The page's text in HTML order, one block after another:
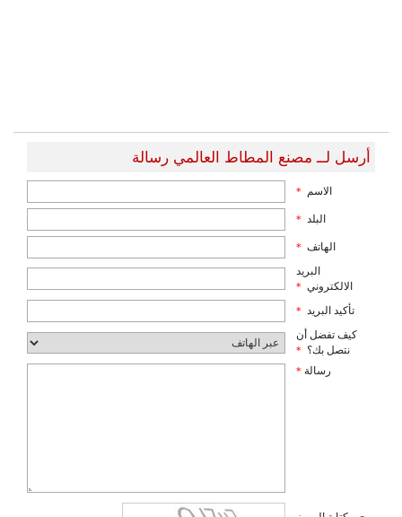
أرسل لــ مصنع المطاط العالمي رسالة
الاسم *
البلد *
الهاتف *
البريد
الالكتروني *
تأكيد البريد *
كيف تفضل أن
نتصل بك؟ *
رسالة *